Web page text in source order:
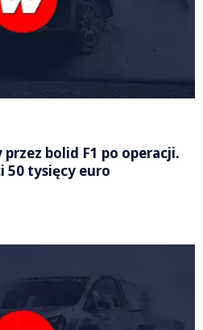
bolid F1 po operacji.
50 tysięcy euro